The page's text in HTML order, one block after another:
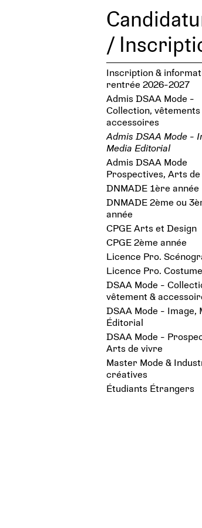
/
Inscription &
rentrée 2026-2027
Admis DSAA Mode -
Collection, vêtements
accessoires
Admis DSAA Mode -
Media Editorial
Admis DSAA Mode
Prospectives, Arts
DNMADE 1ère année
DNMADE 2ème ou
année
CPGE Arts et Design
CPGE 2ème année
Licence Pro.
Licence Pro. Costume
DSAA Mode -
vêtement &
DSAA Mode - Image,
Éditorial
DSAA Mode -
Arts de vivre
Master Mode &
créatives
Étudiants Étrangers